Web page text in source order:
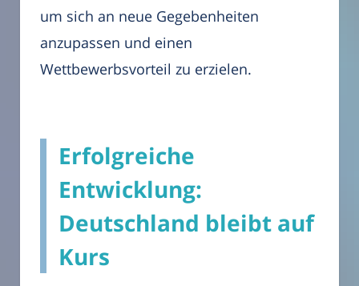
um sich an neue Gegebenheiten
anzupassen und einen
Wettbewerbsvorteil zu erzielen.
Erfolgreiche
Entwicklung:
Deutschland bleibt auf
Kurs